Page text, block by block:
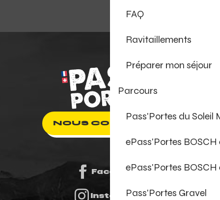
FAQ
Ravitaillements
Préparer mon séjour
Parcours
Pass'Portes du Soleil
ePass'Portes
ePass'Portes
Pass'Portes Gravel
NOUS CONTACTER
Facebook
Instagram